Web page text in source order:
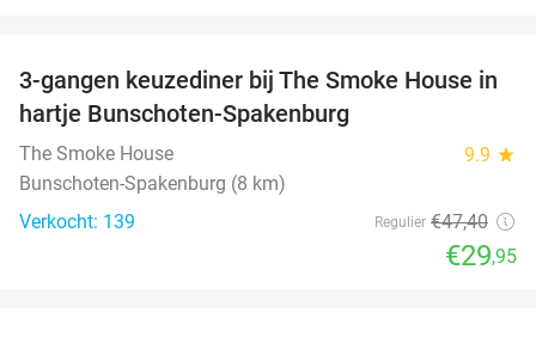
37%
3-gangen keuzediner bij The Smoke House in
hartje Bunschoten-Spakenburg
The Smoke House 9.9 star
Bunschoten-Spakenburg (8 km)
Verkocht: 139
Regulier €47,40
€29,95